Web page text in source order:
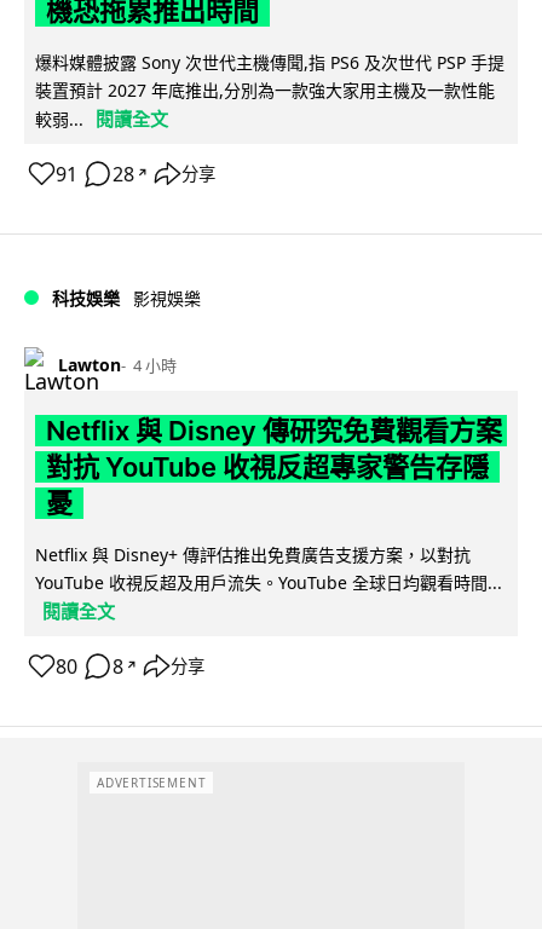
機恐拖累推出時間
爆料媒體披露 Sony 次世代主機傳聞,指 PS6 及次世代 PSP 手提
裝置預計 2027 年底推出,分別為一款強大家用主機及一款性能
較弱...
閱讀全文
91 28 ↗ 分享
科技娛樂 影視娛樂
Lawton 4 小時
Netflix 與 Disney 傳研究免費觀看方案
對抗 YouTube 收視反超專家警告存隱
憂
Netflix 與 Disney+ 傳評估推出免費廣告支援方案，以對抗
YouTube 收視反超及用戶流失。YouTube 全球日均觀看時間...
閱讀全文
80 8 ↗ 分享
ADVERTISEMENT